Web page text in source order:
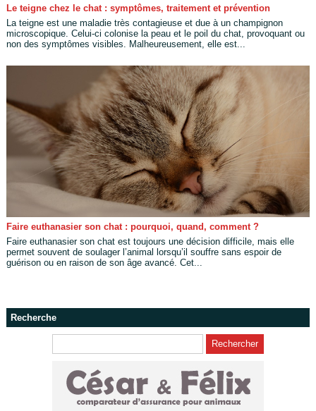
Le teigne chez le chat : symptômes, traitement et prévention
La teigne est une maladie très contagieuse et due à un champignon
microscopique. Celui-ci colonise la peau et le poil du chat, provoquant ou
non des symptômes visibles. Malheureusement, elle est...
Faire euthanasier son chat : pourquoi, quand, comment ?
Faire euthanasier son chat est toujours une décision difficile, mais elle
permet souvent de soulager l’animal lorsqu’il souffre sans espoir de
guérison ou en raison de son âge avancé. Cet...
Recherche